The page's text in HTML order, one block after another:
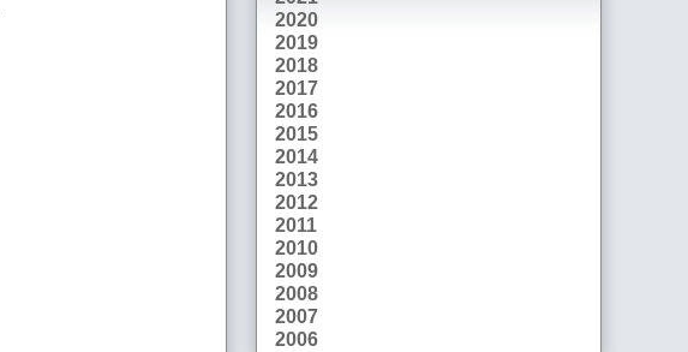
2020
2019
2018
2017
2016
2015
2014
2013
2012
2011
2010
2009
2008
2007
2006